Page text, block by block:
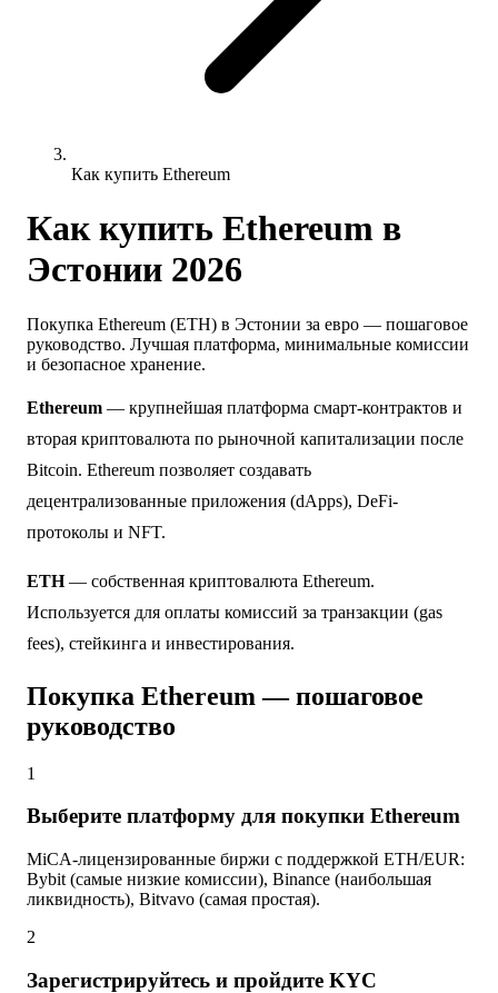
Как купить Ethereum
Как купить Ethereum в
Эстонии 2026
Покупка Ethereum (ETH) в Эстонии за евро — пошаговое
руководство. Лучшая платформа, минимальные комиссии
и безопасное хранение.
Ethereum — крупнейшая платформа смарт-контрактов и
вторая криптовалюта по рыночной капитализации после
Bitcoin. Ethereum позволяет создавать
децентрализованные приложения (dApps), DeFi-
протоколы и NFT.
ETH— собственная криптовалюта Ethereum.
Используется для оплаты комиссий за транзакции (gas
fees), стейкинга и инвестирования.
Покупка Ethereum — пошаговое
руководство
1
Выберите платформу для покупки Ethereum
MiCA-лицензированные биржи с поддержкой ETH/EUR:
Bybit (самые низкие комиссии), Binance (наибольшая
ликвидность), Bitvavo (самая простая).
2
Зарегистрируйтесь и пройдите KYC